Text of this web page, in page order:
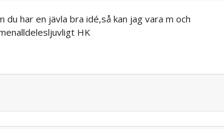
har en jävla bra idé,så kan jag vara m och
HK